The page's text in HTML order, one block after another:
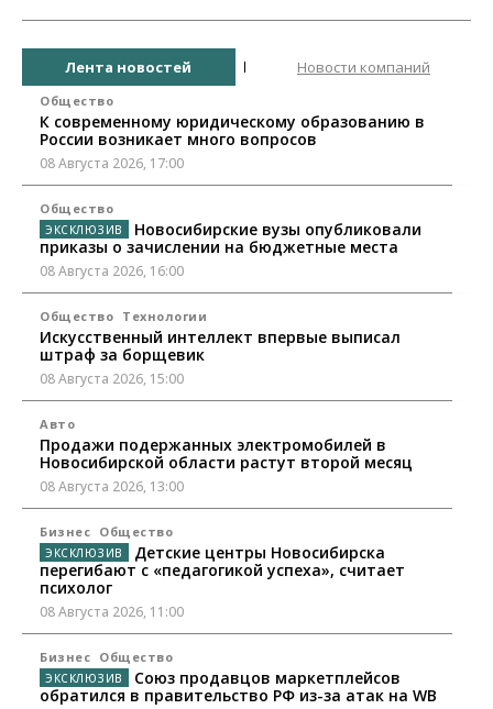
Лента новостей Новости компаний
Общество
К современному юридическому образованию в
России возникает много вопросов
08 Августа 2026, 17:00
Общество
Новосибирские вузы опубликовали
приказы о зачислении на бюджетные места
08 Августа 2026, 16:00
Общество Технологии
Искусственный интеллект впервые выписал
штраф за борщевик
08 Августа 2026, 15:00
Авто
Продажи подержанных электромобилей в
Новосибирской области растут второй месяц
08 Августа 2026, 13:00
Бизнес Общество
Детские центры Новосибирска
перегибают с «педагогикой успеха», считает
психолог
08 Августа 2026, 11:00
Бизнес Общество
Союз продавцов маркетплейсов
обратился в правительство РФ из-за атак на WB